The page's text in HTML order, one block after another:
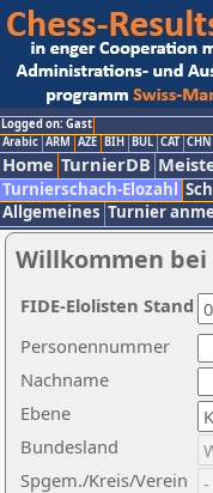
Logged on: Gast
Arabic ARM AZE BIH BUL CAT CHN
Home TurnierDB
Turnierschach-Elozahl
Allgemeines Turnier
Willkommen bei
Nachname
Ebene
Personennummer
Bundesland
Spgem./Kreis/Verein
FIDE-Elolisten Stand